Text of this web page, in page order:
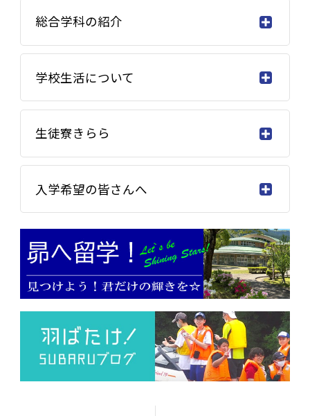
総合学科の紹介
学校生活について
生徒寮きらら
入学希望の皆さんへ